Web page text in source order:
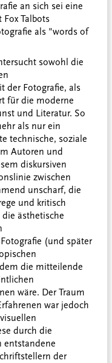
an sich sei eine
Talbots
als "words of
sowohl die
der Fotografie, als
für die moderne
und Literatur. So
als nur ein
technische, soziale
Autoren und
diskursiven
zwischen
unscharf, die
und kritisch
ästhetische
(und später
die mitteilende
wäre. Der Traum
war jedoch
durch die
entstandene
der